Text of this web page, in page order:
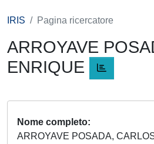
IRIS Pagina ricercatore
ARROYAVE
ENRIQUE
Nome completo
ARROYAVE POSADA,